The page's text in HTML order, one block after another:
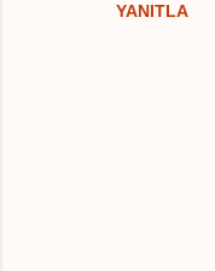
YANITLA